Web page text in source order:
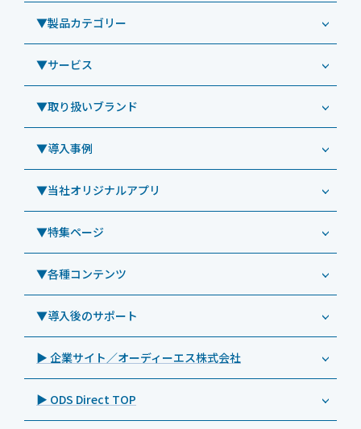
▼製品カテゴリー
業務用タブレット
Windowsタブレット TW2A-NF9LTA
Windowsタブレット TW2A-N9LTA
Windowsタブレット TW2A-N9LT
Windowsタブレット TW2A-E9LT
Androidタブレット TA2C-NF8
Androidタブレット TA2C-NF8BL
Androidタブレット TA2C-CS8
Androidタブレット TA2C-CS8BL
Androidタブレット TA2C-DR94G
Androidタブレット TA2C-M8AC
Androidタブレット TA2C-M8
▼サービス
コールセンター
CRMシステム「カイゼンコール」
リペアサービス
教育機関向けiPad修理パック
社内ヘルプデスク代行サービス
教育機関向けiPad管理運用パック
教育機関向けICT支援ソリューション
教育機関向けネットワーク機器導入保守
キッティング
自治体向けDXソリューションサービス
法人向けiPad修理＆デバイス買取サービス
▼取り扱いブランド
ODS（オーディーエス）
LG（エルジー）
ViewSonic（ビューソニック）
PHILIPS（フィリップス）
DynaScan（ダイナスキャン）
SAMSUNG（サムスン）
Goodview（グッドビュー）
Cloudpoint（クラウドポイント）
BenQ（ベンキュー）
Magconn（マグコン）
▼導入事例
導入事例（業務用タブレット、デジタルサイネージほか）
事例：業務用タブレット端末
事例：業務用サイネージ・プロジェクター
事例：業務用オーディオ・その他AV機器
事例：サービス
▼当社オリジナルアプリ
業務効率化アプリ「NFCオプティマイザー」
サポート支援アプリ「ログ送信アプリ」
MDMアプリ「Tablet Control」
▼特集ページ
業務用タブレット
>特長1：USB Type-Aポート
>特長2：microHDMIポート
>特長3：AC常時給電タイプ
>飲食向けタブレット
>ホテル向けタブレット
▼各種コンテンツ
特集記事
製品カタログ
プレスリリース
製品写真
▼導入後のサポート
オーディーエスPCカスタマーセンター
▶ 企業サイト／オーディーエス株式会社
▶ ODS Direct TOP